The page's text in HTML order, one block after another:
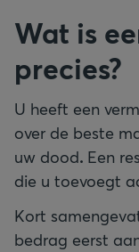
Wat is
precies?
U heeft een
over de beste
uw dood. Een
die u toevoegt
Kort
bedrag eerst